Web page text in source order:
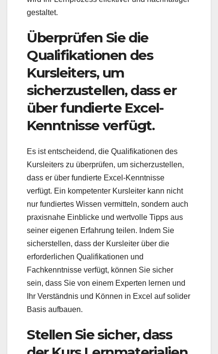
gestaltet.
Überprüfen Sie die
Qualifikationen des
Kursleiters, um
sicherzustellen, dass er
über fundierte Excel-
Kenntnisse verfügt.
Es ist entscheidend, die Qualifikationen des
Kursleiters zu überprüfen, um sicherzustellen,
dass er über fundierte Excel-Kenntnisse
verfügt. Ein kompetenter Kursleiter kann nicht
nur fundiertes Wissen vermitteln, sondern auch
praxisnahe Einblicke und wertvolle Tipps aus
seiner eigenen Erfahrung teilen. Indem Sie
sicherstellen, dass der Kursleiter über die
erforderlichen Qualifikationen und
Fachkenntnisse verfügt, können Sie sicher
sein, dass Sie von einem Experten lernen und
Ihr Verständnis und Können in Excel auf solider
Basis aufbauen.
Stellen Sie sicher, dass